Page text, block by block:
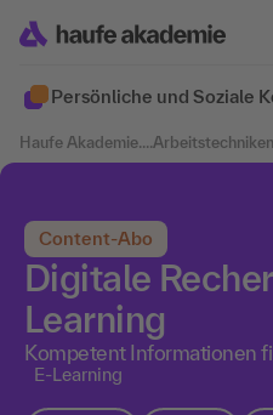
Persönliche und Soziale
Haufe Akademie....
Content-Abo
Digitale
Learning
Kompetent Informationen
E-Learning